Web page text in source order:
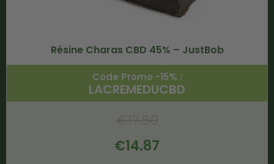
Résine Charas CBD 45% – JustBob
Code Promo -15% :
LACREMEDUCBD
€14.87